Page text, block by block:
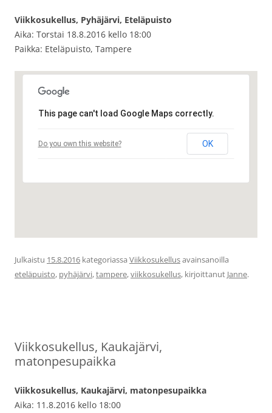
Viikkosukellus, Pyhäjärvi, Eteläpuisto
Aika: Torstai 18.8.2016 kello 18:00
Paikka: Eteläpuisto, Tampere
This page can't load Google Maps correctly.
Do you own this website? OK
Julkaistu 15.8.2016 kategoriassa Viikkosukellusavainsanoilla
eteläpuisto, pyhäjärvi,tampere,viikkosukellus, kirjoittanut Janne.
Viikkosukellus, Kaukajärvi,
matonpesupaikka
Viikkosukellus, Kaukajärvi, matonpesupaikka
Aika: 11.8.2016 kello 18:00